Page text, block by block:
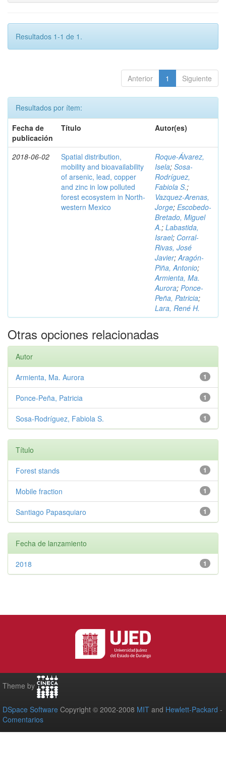
Resultados 1-1 de 1.
Anterior 1 Siguiente
Resultados por ítem:
Fecha de
publicación
Título Autor(es)
2018-06-02
Spatial distribution,
mobility and bioavailability
of arsenic, lead, copper
and zinc in low polluted
forest ecosystem in North-
western Mexico
Roque-Álvarez,
Isela; Sosa-
Rodríguez,
Fabiola S.;
Vazquez-Arenas,
Jorge; Escobedo-
Bretado, Miguel
A.; Labastida,
Israel; Corral-
Rivas, José
Javier;Aragón-
Piña, Antonio;
Armienta, Ma.
Aurora; Ponce-
Peña, Patricia;
Lara, René H.
Otras opciones relacionadas
Autor
1
Armienta, Ma. Aurora
1
Ponce-Peña, Patricia
1
Sosa-Rodríguez, Fabiola S.
Título
1
Forest stands
1
Mobile fraction
1
Santiago Papasquiaro
Fecha de lanzamiento
1
2018
Theme by
DSpace Software Copyright © 2002-2008 MIT and Hewlett-Packard -
Comentarios